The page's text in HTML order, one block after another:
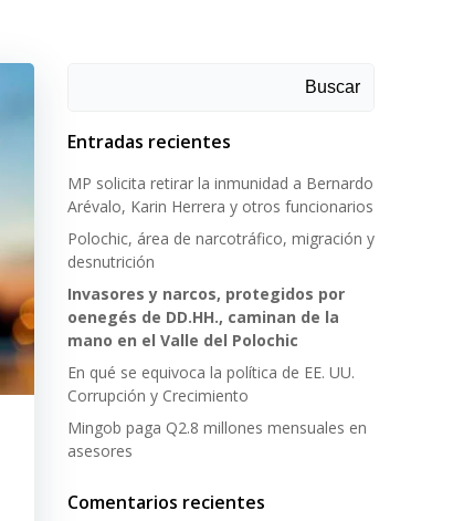
Buscar
Entradas recientes
MP solicita retirar la inmunidad a Bernardo
Arévalo, Karin Herrera y otros funcionarios
Polochic, área de narcotráfico, migración y
desnutrición
Invasores y narcos, protegidos por
oenegés de DD.HH., caminan de la
mano en el Valle del Polochic
En qué se equivoca la política de EE. UU.
Corrupción y Crecimiento
Mingob paga Q2.8 millones mensuales en
asesores
Comentarios recientes